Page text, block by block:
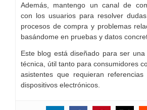
Además, mantengo un canal de
con los usuarios para resolver
procesos de compra y problemas
basándome en pruebas y datos
Este blog está diseñado para ser
técnica, útil tanto para consumidores
asistentes que requieran referencias
dispositivos electrónicos.